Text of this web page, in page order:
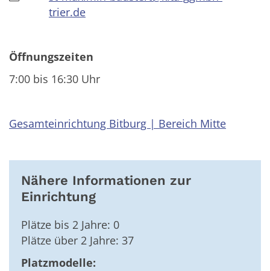
trier.de
Öffnungszeiten
7:00 bis 16:30 Uhr
Gesamteinrichtung Bitburg | Bereich Mitte
Nähere Informationen zur
Einrichtung
Plätze bis 2 Jahre: 0
Plätze über 2 Jahre: 37
Platzmodelle: